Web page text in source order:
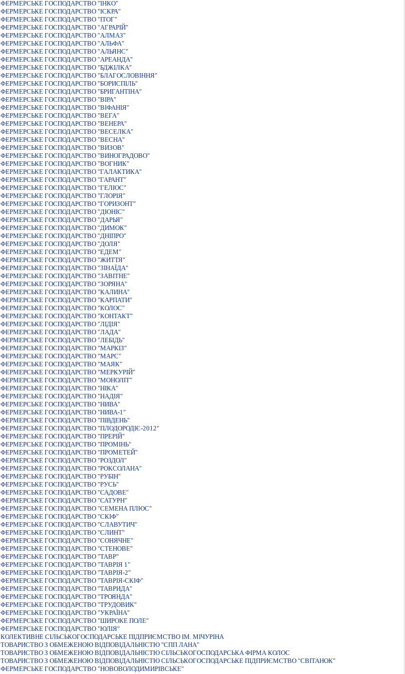
ФЕРМЕРСЬКЕ ГОСПОДАРСТВО "IНКО"
ФЕРМЕРСЬКЕ ГОСПОДАРСТВО "IСКРА"
ФЕРМЕРСЬКЕ ГОСПОДАРСТВО "IТОГ"
ФЕРМЕРСЬКЕ ГОСПОДАРСТВО "АГРАРIЙ"
ФЕРМЕРСЬКЕ ГОСПОДАРСТВО "АЛМАЗ"
ФЕРМЕРСЬКЕ ГОСПОДАРСТВО "АЛЬФА"
ФЕРМЕРСЬКЕ ГОСПОДАРСТВО "АЛЬЯНС"
ФЕРМЕРСЬКЕ ГОСПОДАРСТВО "АРЕАНДА"
ФЕРМЕРСЬКЕ ГОСПОДАРСТВО "БДЖIЛКА"
ФЕРМЕРСЬКЕ ГОСПОДАРСТВО "БЛАГОСЛОВIННЯ"
ФЕРМЕРСЬКЕ ГОСПОДАРСТВО "БОРИСПІЛЬ"
ФЕРМЕРСЬКЕ ГОСПОДАРСТВО "БРИГАНТIНА"
ФЕРМЕРСЬКЕ ГОСПОДАРСТВО "ВIРА"
ФЕРМЕРСЬКЕ ГОСПОДАРСТВО "ВIФАНIЯ"
ФЕРМЕРСЬКЕ ГОСПОДАРСТВО "ВЕГА"
ФЕРМЕРСЬКЕ ГОСПОДАРСТВО "ВЕНЕРА"
ФЕРМЕРСЬКЕ ГОСПОДАРСТВО "ВЕСЕЛКА"
ФЕРМЕРСЬКЕ ГОСПОДАРСТВО "ВЕСНА"
ФЕРМЕРСЬКЕ ГОСПОДАРСТВО "ВИЗОВ"
ФЕРМЕРСЬКЕ ГОСПОДАРСТВО "ВИНОГРАДОВО"
ФЕРМЕРСЬКЕ ГОСПОДАРСТВО "ВОГНИК"
ФЕРМЕРСЬКЕ ГОСПОДАРСТВО "ГАЛАКТИКА"
ФЕРМЕРСЬКЕ ГОСПОДАРСТВО "ГАРАНТ"
ФЕРМЕРСЬКЕ ГОСПОДАРСТВО "ГЕЛIОС"
ФЕРМЕРСЬКЕ ГОСПОДАРСТВО "ГЛОРIЯ"
ФЕРМЕРСЬКЕ ГОСПОДАРСТВО "ГОРИЗОНТ"
ФЕРМЕРСЬКЕ ГОСПОДАРСТВО "ДIОНIС"
ФЕРМЕРСЬКЕ ГОСПОДАРСТВО "ДАРЬЯ"
ФЕРМЕРСЬКЕ ГОСПОДАРСТВО "ДИМОК"
ФЕРМЕРСЬКЕ ГОСПОДАРСТВО "ДНIПРО"
ФЕРМЕРСЬКЕ ГОСПОДАРСТВО "ДОЛЯ"
ФЕРМЕРСЬКЕ ГОСПОДАРСТВО "ЕДЕМ"
ФЕРМЕРСЬКЕ ГОСПОДАРСТВО "ЖИТТЯ"
ФЕРМЕРСЬКЕ ГОСПОДАРСТВО "ЗІНАЇДА"
ФЕРМЕРСЬКЕ ГОСПОДАРСТВО "ЗАВIТНЕ"
ФЕРМЕРСЬКЕ ГОСПОДАРСТВО "ЗОРЯНА"
ФЕРМЕРСЬКЕ ГОСПОДАРСТВО "КАЛИНА"
ФЕРМЕРСЬКЕ ГОСПОДАРСТВО "КАРПАТИ"
ФЕРМЕРСЬКЕ ГОСПОДАРСТВО "КОЛОС"
ФЕРМЕРСЬКЕ ГОСПОДАРСТВО "КОНТАКТ"
ФЕРМЕРСЬКЕ ГОСПОДАРСТВО "ЛIДIЯ"
ФЕРМЕРСЬКЕ ГОСПОДАРСТВО "ЛАДА"
ФЕРМЕРСЬКЕ ГОСПОДАРСТВО "ЛЕБІДЬ"
ФЕРМЕРСЬКЕ ГОСПОДАРСТВО "МАРКІЗ"
ФЕРМЕРСЬКЕ ГОСПОДАРСТВО "МАРС"
ФЕРМЕРСЬКЕ ГОСПОДАРСТВО "МАЯК"
ФЕРМЕРСЬКЕ ГОСПОДАРСТВО "МЕРКУРIЙ"
ФЕРМЕРСЬКЕ ГОСПОДАРСТВО "МОНОЛIТ"
ФЕРМЕРСЬКЕ ГОСПОДАРСТВО "НIКА"
ФЕРМЕРСЬКЕ ГОСПОДАРСТВО "НАДIЯ"
ФЕРМЕРСЬКЕ ГОСПОДАРСТВО "НИВА"
ФЕРМЕРСЬКЕ ГОСПОДАРСТВО "НИВА-1"
ФЕРМЕРСЬКЕ ГОСПОДАРСТВО "ПIВДЕНЬ"
ФЕРМЕРСЬКЕ ГОСПОДАРСТВО "ПЛОДОРОДІЄ-2012"
ФЕРМЕРСЬКЕ ГОСПОДАРСТВО "ПРЕРIЙ"
ФЕРМЕРСЬКЕ ГОСПОДАРСТВО "ПРОМIНЬ"
ФЕРМЕРСЬКЕ ГОСПОДАРСТВО "ПРОМЕТЕЙ"
ФЕРМЕРСЬКЕ ГОСПОДАРСТВО "РОЗДОЛ"
ФЕРМЕРСЬКЕ ГОСПОДАРСТВО "РОКСОЛАНА"
ФЕРМЕРСЬКЕ ГОСПОДАРСТВО "РУБIН"
ФЕРМЕРСЬКЕ ГОСПОДАРСТВО "РУСЬ"
ФЕРМЕРСЬКЕ ГОСПОДАРСТВО "САДОВЕ"
ФЕРМЕРСЬКЕ ГОСПОДАРСТВО "САТУРН"
ФЕРМЕРСЬКЕ ГОСПОДАРСТВО "СЕМЕНА ПЛЮС"
ФЕРМЕРСЬКЕ ГОСПОДАРСТВО "СКІФ"
ФЕРМЕРСЬКЕ ГОСПОДАРСТВО "СЛАВУТИЧ"
ФЕРМЕРСЬКЕ ГОСПОДАРСТВО "СЛИНТ"
ФЕРМЕРСЬКЕ ГОСПОДАРСТВО "СОНЯЧНЕ"
ФЕРМЕРСЬКЕ ГОСПОДАРСТВО "СТЕНОВЕ"
ФЕРМЕРСЬКЕ ГОСПОДАРСТВО "ТАВР"
ФЕРМЕРСЬКЕ ГОСПОДАРСТВО "ТАВРIЯ 1"
ФЕРМЕРСЬКЕ ГОСПОДАРСТВО "ТАВРIЯ-2"
ФЕРМЕРСЬКЕ ГОСПОДАРСТВО "ТАВРIЯ-СКIФ"
ФЕРМЕРСЬКЕ ГОСПОДАРСТВО "ТАВРИДА"
ФЕРМЕРСЬКЕ ГОСПОДАРСТВО "ТРОЯНДА"
ФЕРМЕРСЬКЕ ГОСПОДАРСТВО "ТРУДОВИК"
ФЕРМЕРСЬКЕ ГОСПОДАРСТВО "УКРАЇНА"
ФЕРМЕРСЬКЕ ГОСПОДАРСТВО "ШИРОКЕ ПОЛЕ"
ФЕРМЕРСЬКЕ ГОСПОДАРСТВО "ЮЛIЯ"
КОЛЕКТИВНЕ СІЛЬСЬКОГОСПОДАРСЬКЕ ПІДПРИЄМСТВО ІМ. МІЧУРІНА
ТОВАРИСТВО З ОБМЕЖЕНОЮ ВIДПОВIДАЛЬНIСТЮ "СПП ЛАНА"
ТОВАРИСТВО З ОБМЕЖЕНОЮ ВIДПОВIДАЛЬНIСТЮ СIЛЬСЬКОГОСПОДАРСЬКА ФIРМА КОЛОС
ТОВАРИСТВО З ОБМЕЖЕНОЮ ВIДПОВIДАЛЬНIСТЮ СIЛЬСЬКОГОСПОДАРСЬКЕ ПIДПРИЄМСТВО "СВIТАНОК"
ФЕРМЕРСЬКЕ ГОСПОДАРСТВО "НОВОВОЛОДИМИРIВСЬКЕ"